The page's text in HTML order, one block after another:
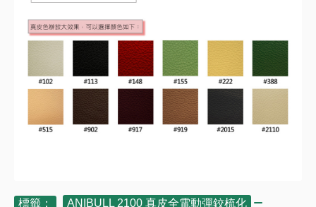
標籤： ANIBULL 2100 真皮全電動彈鉸梳化